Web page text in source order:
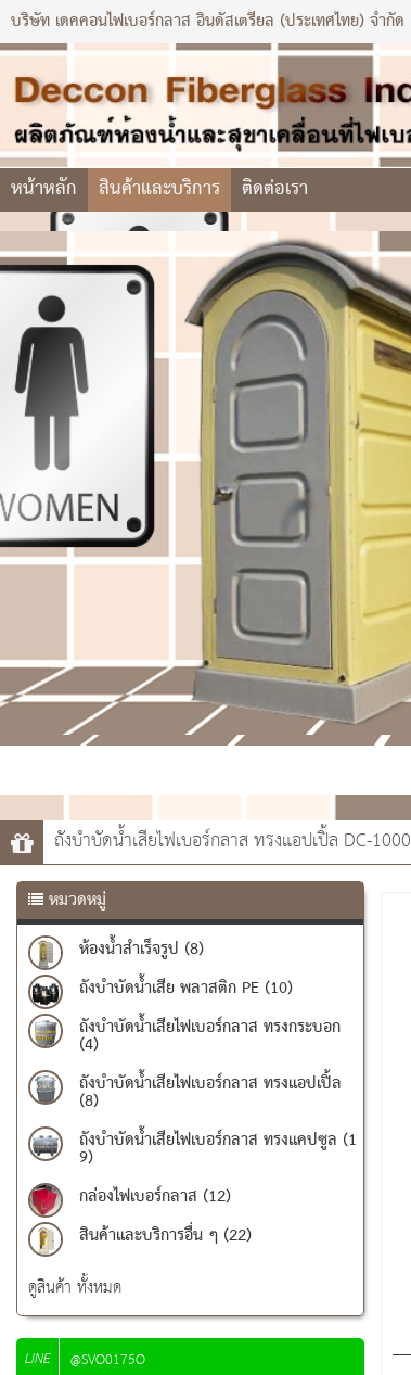
บริษัท เดคคอนไฟเบอร์กลาส อินดัสเตรียล (ประเทศไทย) จำกัด
หน้าหลัก สินค้าและบริการ ติดต่อเรา
ถังบำบัดน้ำเสียไฟเบอร์กลาส ทรงแอปเปิ้ล DC-1000
หมวดหมู่
ห้องน้ำสำเร็จรูป (8)
ถังบำบัดน้ำเสีย พลาสติก PE (10)
ถังบำบัดน้ำเสียไฟเบอร์กลาส ทรงกระบอก
(4)
ถังบำบัดน้ำเสียไฟเบอร์กลาส ทรงแอปเปิ้ล
(8)
ถังบำบัดน้ำเสียไฟเบอร์กลาส ทรงแคปซูล (1
9)
กล่องไฟเบอร์กลาส (12)
สินค้าและบริการอื่น ๆ (22)
ดูสินค้า ทั้งหมด
LINE @SVO0175O